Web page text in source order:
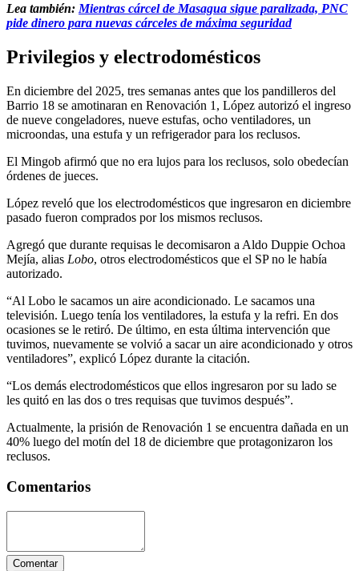
Lea también: Mientras cárcel de Masagua sigue paralizada, PNC
pide dinero para nuevas cárceles de máxima seguridad
Privilegios y electrodomésticos
En diciembre del 2025, tres semanas antes que los pandilleros del
Barrio 18 se amotinaran en Renovación 1, López autorizó el ingreso
de nueve congeladores, nueve estufas, ocho ventiladores, un
microondas, una estufa y un refrigerador para los reclusos.
El Mingob afirmó que no era lujos para los reclusos, solo obedecían
órdenes de jueces.
López reveló que los electrodomésticos que ingresaron en diciembre
pasado fueron comprados por los mismos reclusos.
Agregó que durante requisas le decomisaron a Aldo Duppie Ochoa
Mejía, alias Lobo, otros electrodomésticos que el SP no le había
autorizado.
“Al Lobo le sacamos un aire acondicionado. Le sacamos una
televisión. Luego tenía los ventiladores, la estufa y la refri. En dos
ocasiones se le retiró. De último, en esta última intervención que
tuvimos, nuevamente se volvió a sacar un aire acondicionado y otros
ventiladores”, explicó López durante la citación.
“Los demás electrodomésticos que ellos ingresaron por su lado se
les quitó en las dos o tres requisas que tuvimos después”.
Actualmente, la prisión de Renovación 1 se encuentra dañada en un
40% luego del motín del 18 de diciembre que protagonizaron los
reclusos.
Comentarios
Comentar